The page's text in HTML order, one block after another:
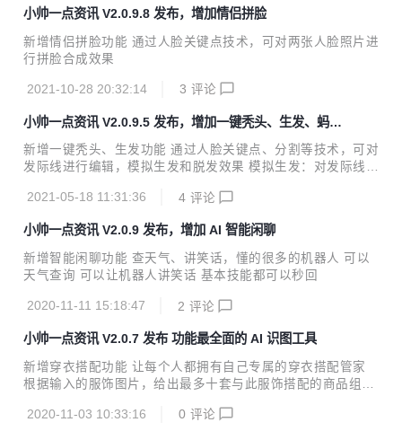
小帅一点资讯 V2.0.9.8 发布，增加情侣拼脸
新增情侣拼脸功能 通过人脸关键点技术，可对两张人脸照片进
行拼脸合成效果
2021-10-28 20:32:14 3 评论
小帅一点资讯 V2.0.9.5 发布，增加一键秃头、生发、蚂蚁
呀嘿、虚拟主播
新增一键秃头、生发功能 通过人脸关键点、分割等技术，可对
发际线进行编辑，模拟生发和脱发效果 模拟生发：对发际线进
作，模拟脱发效果 新增人脸驱动(蚂蚁呀嘿)、虚拟主播功能
可用视频中人物的表情驱动静态照片，生成视频，让静态的照
片变得鲜活生动，可用于制作各种趣味视频及个性表情包 表情
迁移：将视频中的人脸表情迁移至静态照片中 唇形迁移：将视
仅需文字输入，即可快速生成虚拟主播播报视频，口型适配度
2021-05-18 11:31:36 4 评论
小帅一点资讯 V2.0.9 发布，增加 AI 智能闲聊
新增智能闲聊功能 查天气、讲笑话，懂的很多的机器人 可以
天气查询 可以让机器人讲笑话 基本技能都可以秒回
2020-11-11 15:18:47 2 评论
小帅一点资讯 V2.0.7 发布 功能最全面的 AI 识图工具
新增穿衣搭配功能 让每个人都拥有自己专属的穿衣搭配管家
根据输入的服饰图片，给出最多十套与此服饰搭配的商品组合
色识别功能 通过上传图片后就能识别图片的颜色值 输入图片
2020-11-03 10:33:16 0 评论